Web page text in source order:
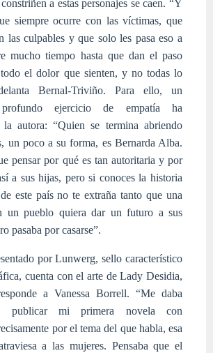
a estas personajes se caen. “Y
siempre ocurre con las víctimas, que
las culpables y que solo les pasa eso a
mucho tiempo hasta que dan el paso
el dolor que sienten, y no todas lo
Bernal-Triviño. Para ello, un
ejercicio de empatía ha
la autora: “Quien se termina abriendo
un poco a su forma, es Bernarda Alba.
pensar por qué es tan autoritaria y por
a sus hijas, pero si conoces la historia
este país no te extraña tanto que una
un pueblo quiera dar un futuro a sus
pasaba por casarse”.
por Lunwerg, sello característico
cuenta con el arte de Lady Desidia,
a Vanessa Borrell. “Me daba
publicar mi primera novela con
por el tema del que habla, esa
a las mujeres. Pensaba que el